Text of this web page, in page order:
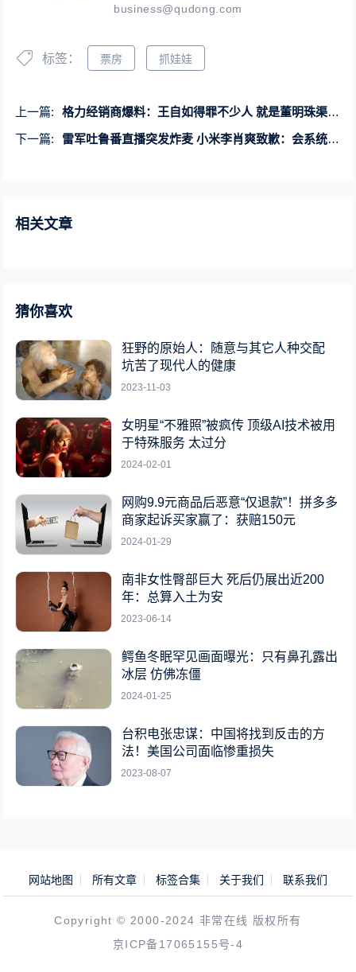
business@qudong.com
标签： 票房 抓娃娃
上一篇:
格力经销商爆料：王自如得罪不少人 就是董明珠渠道改革的一柄剑
下一篇:
雷军吐鲁番直播突发炸麦 小米李肖爽致歉：会系统性总结复盘
相关文章
猜你喜欢
狂野的原始人：随意与其它人种交配
坑苦了现代人的健康
2023-11-03
女明星“不雅照”被疯传 顶级AI技术被用
于特殊服务 太过分
2024-02-01
网购9.9元商品后恶意“仅退款”！拼多多
商家起诉买家赢了：获赔150元
2024-01-29
南非女性臀部巨大 死后仍展出近200
年：总算入土为安
2023-06-14
鳄鱼冬眠罕见画面曝光：只有鼻孔露出
冰层 仿佛冻僵
2024-01-25
台积电张忠谋：中国将找到反击的方
法！美国公司面临惨重损失
2023-08-07
网站地图 所有文章 标签合集 关于我们 联系我们
Copyright © 2000-2024 非常在线 版权所有
京ICP备17065155号-4